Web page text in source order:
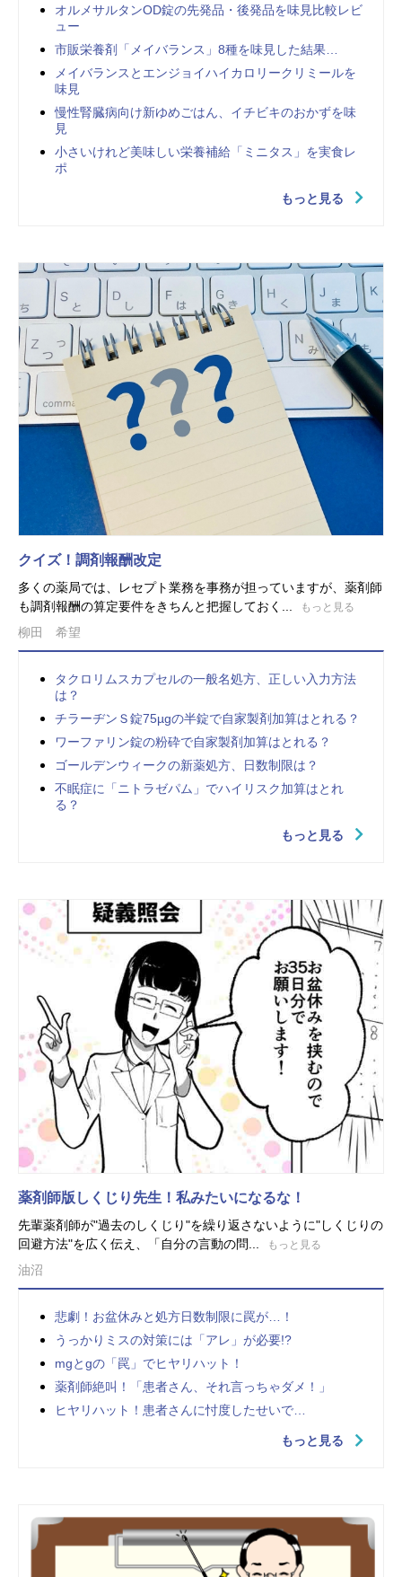
オルメサルタンOD錠の先発品・後発品を味見比較レビ
ュー
市販栄養剤「メイバランス」8種を味見した結果…
メイバランスとエンジョイハイカロリークリミールを
味見
慢性腎臓病向け新ゆめごはん、イチビキのおかずを味
見
小さいけれど美味しい栄養補給「ミニタス」を実食レ
ポ
もっと見る
クイズ！調剤報酬改定
多くの薬局では、レセプト業務を事務が担っていますが、薬剤師
も調剤報酬の算定要件をきちんと把握しておく...
もっと見る
柳田 希望
タクロリムスカプセルの一般名処方、正しい入力方法
は？
チラーヂンＳ錠75µgの半錠で自家製剤加算はとれる？
ワーファリン錠の粉砕で自家製剤加算はとれる？
ゴールデンウィークの新薬処方、日数制限は？
不眠症に「ニトラゼパム」でハイリスク加算はとれ
る？
もっと見る
薬剤師版しくじり先生！私みたいになるな！
先輩薬剤師が"過去のしくじり"を繰り返さないように"しくじりの
回避方法"を広く伝え、「自分の言動の問...
もっと見る
油沼
悲劇！お盆休みと処方日数制限に罠が…！
うっかりミスの対策には「アレ」が必要!?
mgとgの「罠」でヒヤリハット！
薬剤師絶叫！「患者さん、それ言っちゃダメ！」
ヒヤリハット！患者さんに忖度したせいで…
もっと見る